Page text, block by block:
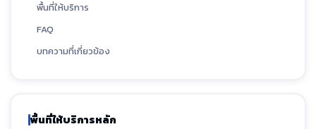
พื้นที่ให้บริการ
FAQ
บทความที่เกี่ยวข้อง
พื้นที่ให้บริการหลัก